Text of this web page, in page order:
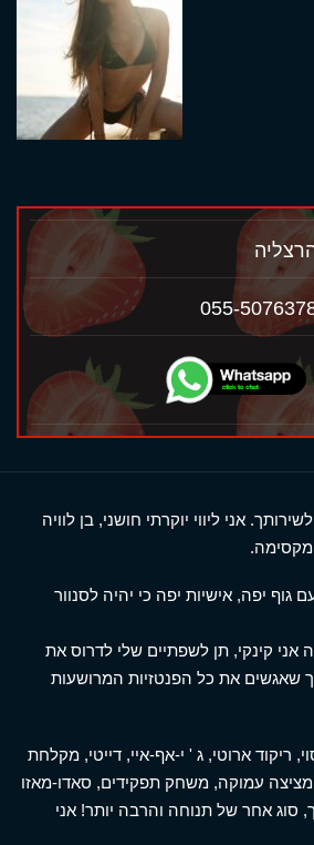
055-
אני ליווי יוקרתי חושני, בן לוויה
יפה, אישיות יפה כי יהיה לסנוור
קינקי, תן לשפתיים שלי לדרוס את
שאגשים את כל הפנטזיות המרושעות
ריקוד ארוטי, ג ' י-אף-איי, דייטי, מקלחת
עיסוי בי-2-בי, מציצה עמוקה, משחק תפקידים, סאדו-מאזו
סוג אחר של תנוחה והרבה יותר! אני